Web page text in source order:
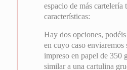
espacio de más cartelería
características:
Hay dos opciones,
en cuyo caso enviaremos
impreso en papel de 350
similar a una cartulina